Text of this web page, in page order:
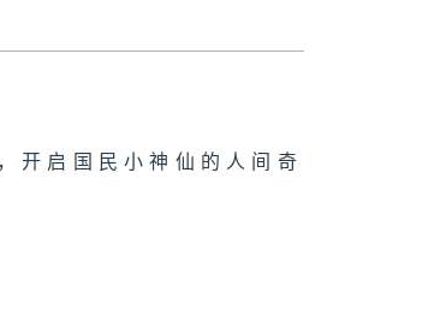
开启国民小神仙的人间奇